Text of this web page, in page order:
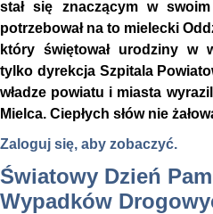
stał się znaczącym w
potrzebował na to mielecki
który świętował urodziny w
tylko dyrekcja Szpitala
władze powiatu i miasta
Mielca. Ciepłych słów nie
Zaloguj się, aby zobaczyć.
Światowy Dzień
Wypadków